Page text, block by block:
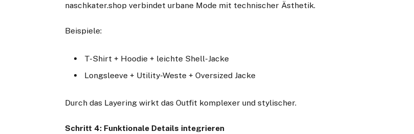
naschkater.shop verbindet urbane Mode mit technischer Ästhetik.
Beispiele:
T-Shirt + Hoodie + leichte Shell-Jacke
Longsleeve + Utility-Weste + Oversized Jacke
Durch das Layering wirkt das Outfit komplexer und stylischer.
Schritt 4: Funktionale Details integrieren